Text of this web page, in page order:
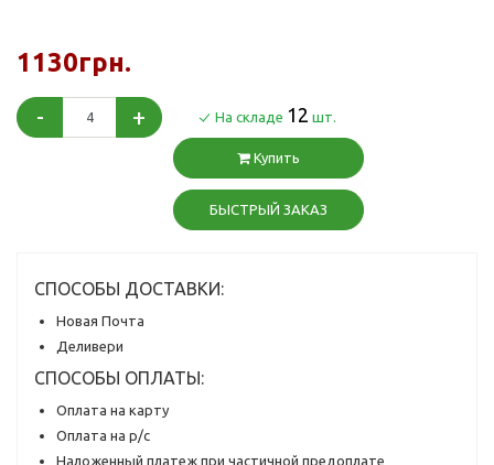
1130грн.
- + На складе 12 шт.
Купить
БЫСТРЫЙ ЗАКАЗ
СПОСОБЫ ДОСТАВКИ:
Новая Почта
Деливери
СПОСОБЫ ОПЛАТЫ:
Оплата на карту
Оплата на р/с
Наложенный платеж при частичной предоплате